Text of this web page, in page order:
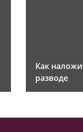
Как
разводе